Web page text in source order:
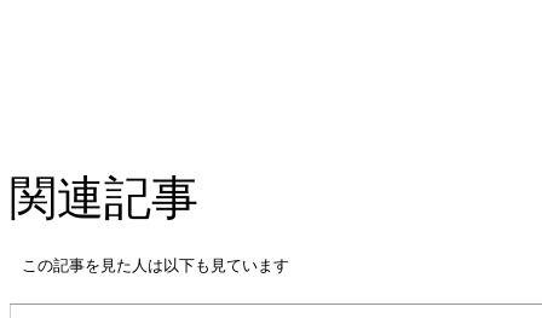
関連記事
この記事を見た人は以下も見ています